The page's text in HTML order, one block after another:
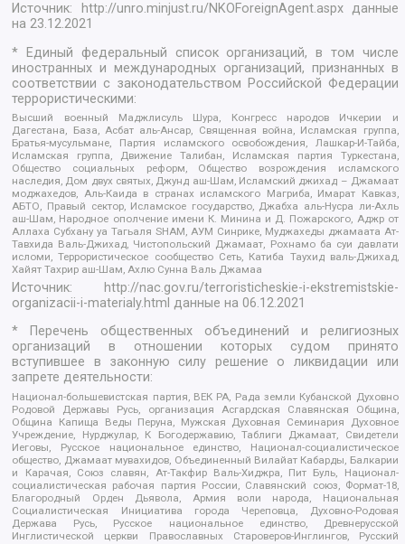
Источник: http://unro.minjust.ru/NKOForeignAgent.aspxданные
на23.12.2021
* Единый федеральный список организаций, в том числе
иностранных и международных организаций, признанных в
соответствии с законодательством Российской Федерации
террористическими:
Высший военный Маджлисуль Шура, Конгресс народов Ичкерии и
Дагестана, База, Асбат аль-Ансар, Священная война, Исламская группа,
Братья-мусульмане, Партия исламского освобождения, Лашкар-И-Тайба,
Исламская группа, Движение Талибан, Исламская партия Туркестана,
Общество социальных реформ, Общество возрождения исламского
наследия, Дом двух святых, Джунд аш-Шам, Исламский джихад – Джамаат
моджахедов, Аль-Каида в странах исламского Магриба, Имарат Кавказ,
АБТО, Правый сектор, Исламское государство, Джабха аль-Нусра ли-Ахль
аш-Шам, Народное ополчение имени К. Минина и Д. Пожарского, Аджр от
Аллаха Субхану уа Тагьаля SHAM, АУМ Синрике, Муджахеды джамаата Ат-
Тавхида Валь-Джихад, Чистопольский Джамаат, Рохнамо ба суи давлати
исломи, Террористическое сообщество Сеть, Катиба Таухид валь-Джихад,
Хайят Тахрир аш-Шам, Ахлю Сунна Валь Джамаа
Источник:
http://nac.gov.ru/terroristicheskie-i-ekstremistskie-
organizacii-i-materialy.html данные на06.12.2021
* Перечень общественных объединений и религиозных
организаций в отношении которых судом принято
вступившее в законную силу решение о ликвидации или
запрете деятельности:
Национал-большевистская партия, ВЕК РА, Рада земли Кубанской Духовно
Родовой Державы Русь, организация Асгардская Славянская Община,
Община Капища Веды Перуна, Мужская Духовная Семинария Духовное
Учреждение, Нурджулар, К Богодержавию, Таблиги Джамаат, Свидетели
Иеговы, Русское национальное единство, Национал-социалистическое
общество, Джамаат мувахидов, Объединенный Вилайат Кабарды, Балкарии
и Карачая, Союз славян, Ат-Такфир Валь-Хиджра, Пит Буль, Национал-
социалистическая рабочая партия России, Славянский союз, Формат-18,
Благородный Орден Дьявола, Армия воли народа, Национальная
Социалистическая Инициатива города Череповца, Духовно-Родовая
Держава Русь, Русское национальное единство, Древнерусской
Инглистической церкви Православных Староверов-Инглингов, Русский